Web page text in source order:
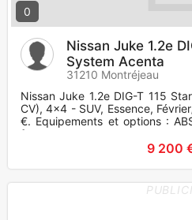
0
Nissan Juke 1.2e
System Acenta
31210 Montréjeau
Nissan Juke 1.2e DIG-T 115
CV), 4x4 - SUV, Essence,
€. Equipements et options :
fronta
9 200